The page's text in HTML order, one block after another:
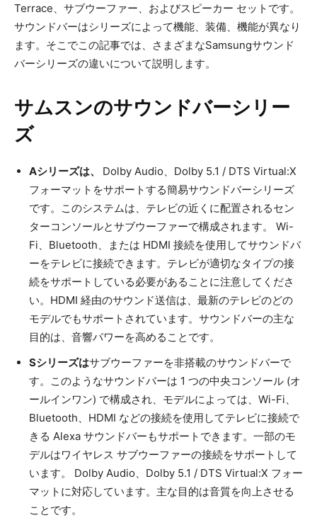
Terrace、サブウーファー、およびスピーカー セットです。
サウンドバーはシリーズによって機能、装備、機能が異なり
ます。そこでこの記事では、さまざまなSamsungサウンド
バーシリーズの違いについて説明します。
サムスンのサウンドバーシリー
ズ
Aシリーズは、 Dolby Audio、Dolby 5.1 / DTS Virtual:X
フォーマットをサポートする簡易サウンドバーシリーズ
です。このシステムは、テレビの近くに配置されるセン
ターコンソールとサブウーファーで構成されます。 Wi-
Fi、Bluetooth、または HDMI 接続を使用してサウンドバ
ーをテレビに接続できます。テレビが適切なタイプの接
続をサポートしている必要があることに注意してくださ
い。HDMI 経由のサウンド送信は、最新のテレビのどの
モデルでもサポートされています。サウンドバーの主な
目的は、音響パワーを高めることです。
Sシリーズはサブウーファーを非搭載のサウンドバーで
す。このようなサウンドバーは 1 つの中央コンソール (オ
ールインワン) で構成され、モデルによっては、Wi-Fi、
Bluetooth、HDMI などの接続を使用してテレビに接続で
きる Alexa サウンドバーもサポートできます。一部のモ
デルはワイヤレス サブウーファーの接続をサポートして
います。 Dolby Audio、Dolby 5.1 / DTS Virtual:X フォー
マットに対応しています。主な目的は音質を向上させる
ことです。